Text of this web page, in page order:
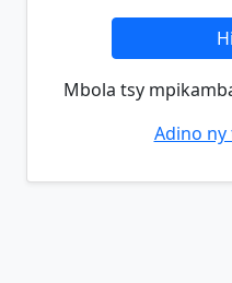
Mbola tsy
Adino ny